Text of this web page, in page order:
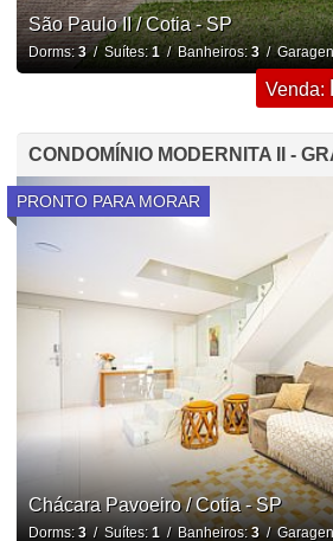
São Paulo II / Cotia - SP
Dorms: 3/ Suítes:1/ Banheiros:3/
Venda:
CONDOMÍNIO MODERNITA II -
PRONTO PARA MORAR
Chácara Pavoeiro / Cotia - SP
Dorms: 3/ Suítes: 1/ Banheiros: 3/